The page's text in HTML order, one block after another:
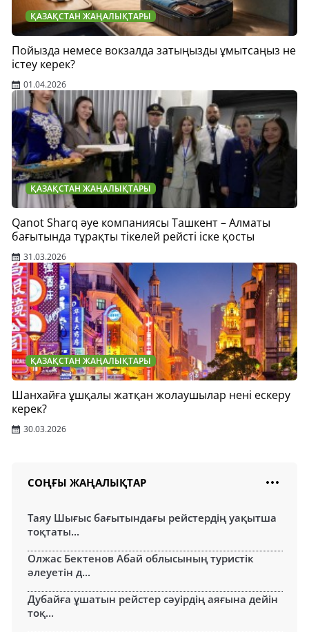
ҚАЗАҚСТАН ЖАҢАЛЫҚТАРЫ
Пойызда немесе вокзалда затыңызды ұмытсаңыз не
істеу керек?
01.04.2026
ҚАЗАҚСТАН ЖАҢАЛЫҚТАРЫ
Qanot Sharq әуе компаниясы Ташкент – Алматы
бағытында тұрақты тікелей рейсті іске қосты
31.03.2026
ҚАЗАҚСТАН ЖАҢАЛЫҚТАРЫ
Шанхайға ұшқалы жатқан жолаушылар нені ескеру
керек?
30.03.2026
СОҢҒЫ ЖАҢАЛЫҚТАР
Таяу Шығыс бағытындағы рейстердің уақытша
тоқтаты...
Олжас Бектенов Абай облысының туристік
әлеуетін д...
Дубайға ұшатын рейстер сәуірдің аяғына дейін
тоқ...